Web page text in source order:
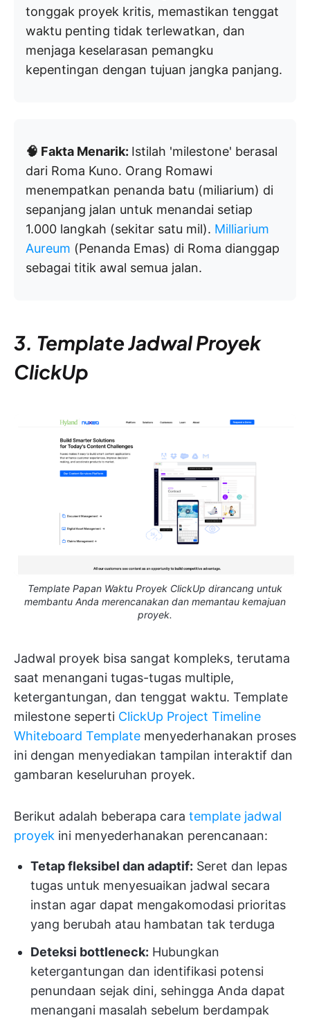
tonggak proyek kritis, memastikan tenggat
waktu penting tidak terlewatkan, dan
menjaga keselarasan pemangku
kepentingan dengan tujuan jangka panjang.
🧠 Fakta Menarik: Istilah 'milestone' berasal
dari Roma Kuno. Orang Romawi
menempatkan penanda batu (miliarium) di
sepanjang jalan untuk menandai setiap
1.000 langkah (sekitar satu mil). Milliarium
Aureum (Penanda Emas) di Roma dianggap
sebagai titik awal semua jalan.
3. Template Jadwal Proyek
ClickUp
Template Papan Waktu Proyek ClickUp dirancang untuk
membantu Anda merencanakan dan memantau kemajuan
proyek.
Jadwal proyek bisa sangat kompleks, terutama
saat menangani tugas-tugas multiple,
ketergantungan, dan tenggat waktu. Template
milestone seperti ClickUp Project Timeline
Whiteboard Template menyederhanakan proses
ini dengan menyediakan tampilan interaktif dan
gambaran keseluruhan proyek.
Berikut adalah beberapa cara template jadwal
proyek ini menyederhanakan perencanaan:
Tetap fleksibel dan adaptif: Seret dan lepas
tugas untuk menyesuaikan jadwal secara
instan agar dapat mengakomodasi prioritas
yang berubah atau hambatan tak terduga
Deteksi bottleneck: Hubungkan
ketergantungan dan identifikasi potensi
penundaan sejak dini, sehingga Anda dapat
menangani masalah sebelum berdampak